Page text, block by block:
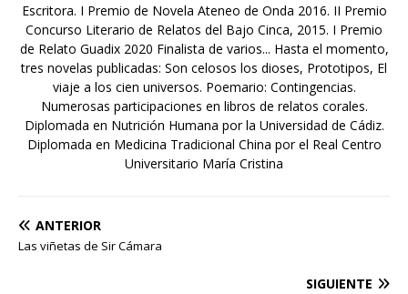
Escritora. I Premio de Novela Ateneo de Onda 2016. II Premio
Concurso Literario de Relatos del Bajo Cinca, 2015. I Premio
de Relato Guadix 2020 Finalista de varios... Hasta el momento,
tres novelas publicadas: Son celosos los dioses, Prototipos, El
viaje a los cien universos. Poemario: Contingencias.
Numerosas participaciones en libros de relatos corales.
Diplomada en Nutrición Humana por la Universidad de Cádiz.
Diplomada en Medicina Tradicional China por el Real Centro
Universitario María Cristina
ANTERIOR
Las viñetas de Sir Cámara
SIGUIENTE